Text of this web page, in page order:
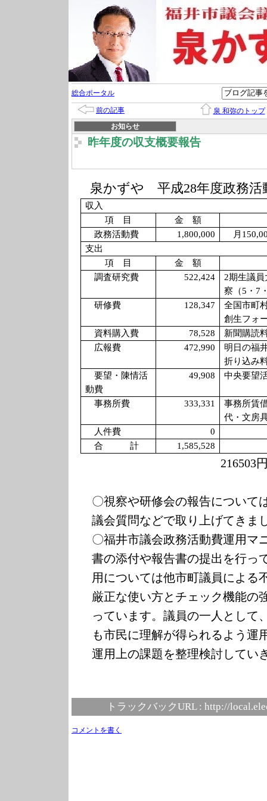
総合ポータル
前の記事
泉 和弥のトップ
お知らせ
昨年度の収支概要報告
泉かずや 平成28年度政務活
収入
項 目
金 額
政務活動費
1,800,000 月
支出
項 目
金 額
調査研究費
522,424 2期生議
察（5 ・ 7
研修費
128,347
全国市町
創生フォ
資料購入費
78,528
新聞購読
広報費
472,990
明日の福
折り込み
要望・陳情活
動費
49,908 中央要望
事務所費 333,331
事務所賃
代・文房
人件費
0
合 計
1,585,528
216503
〇視察や研修会の報告について
議会質問などで取り上げてきま
〇福井市議会政務活動費運用マ
書の添付や報告書の提出を行っ
用については他市町議員による
厳正な使い方とチェック機能の
っています。議員の一人として
も市民に理解が得られるよう運
運用上の課題を整理検討してい
トラックバックURL : http://
コメントを書く